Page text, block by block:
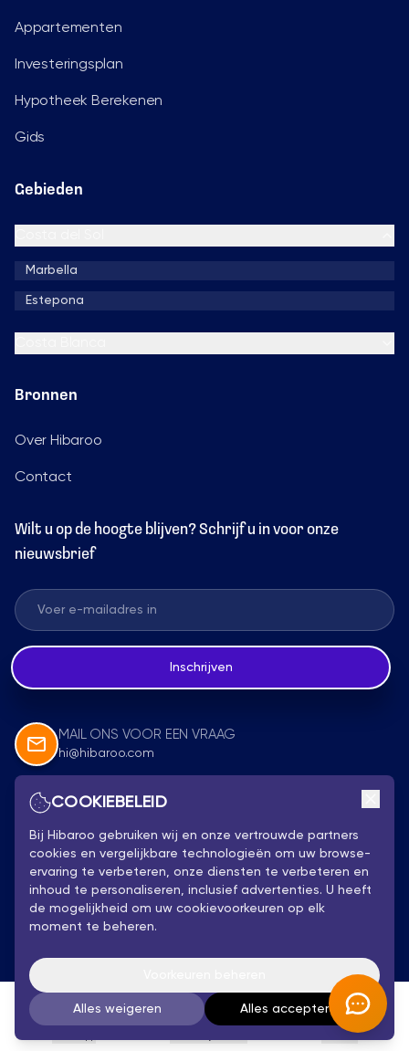
Appartementen
Investeringsplan
Hypotheek Berekenen
Gids
Gebieden
Marbella
Estepona
Bronnen
Over Hibaroo
Contact
Wilt u op de hoogte blijven? Schrijf u in voor onze
nieuwsbrief
Inschrijven
MAIL ONS VOOR EEN VRAAG
hi@hibaroo.com
Volg Ons
Hibaroo 2025 - Alle rechten voorbehouden
COOKIEBELEID
Bij Hibaroo gebruiken wij en onze vertrouwde partners
cookies en vergelijkbare technologieën om uw browse-
ervaring te verbeteren, onze diensten te verbeteren en
inhoud te personaliseren, inclusief advertenties. U heeft
de mogelijkheid om uw cookievoorkeuren op elk
moment te beheren.
Alles weigeren Alles accepteren